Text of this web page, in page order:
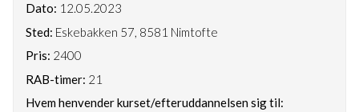
Dato: 12.05.2023
Sted: Eskebakken 57, 8581 Nimtofte
Pris: 2400
RAB-timer: 21
Hvem henvender kurset/efteruddannelsen sig til: